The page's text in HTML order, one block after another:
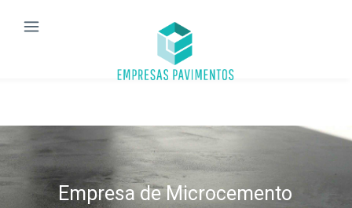
Empresa de Microcemento